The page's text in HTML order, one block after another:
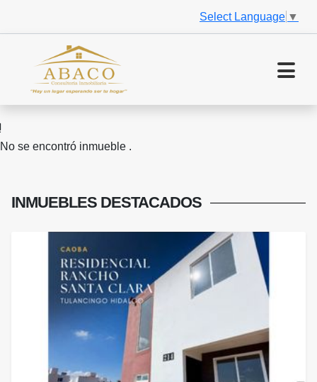
Select Language ▼
No se encontró inmueble .
INMUEBLES DESTACADOS